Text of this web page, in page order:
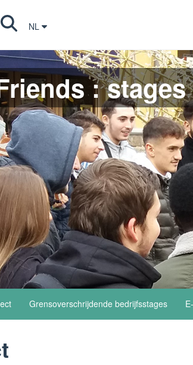
NL
:
Grensoverschrijdende bedrijfsstages